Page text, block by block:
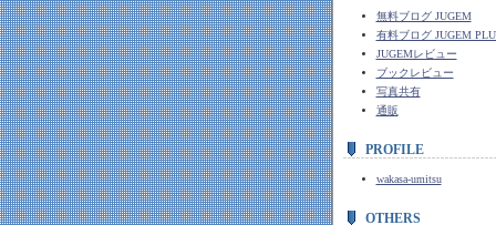
無料ブログ JUGEM
有料ブログ JUGEM
JUGEMレビュー
ブックレビュー
写真共有
通販
PROFILE
wakasa-umitsu
OTHERS